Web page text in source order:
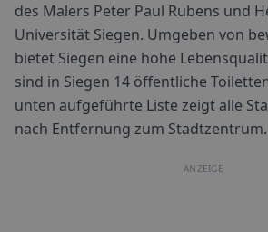
des Malers Peter Paul Rubens und
Universität Siegen. Umgeben von
bietet Siegen eine hohe
sind in Siegen 14 öffentliche
unten aufgeführte Liste zeigt alle
nach Entfernung zum Stadtzentrum.
ANZEIGE